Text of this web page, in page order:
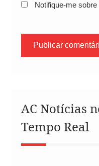
Notifique-me
AC Notícias
Tempo Real